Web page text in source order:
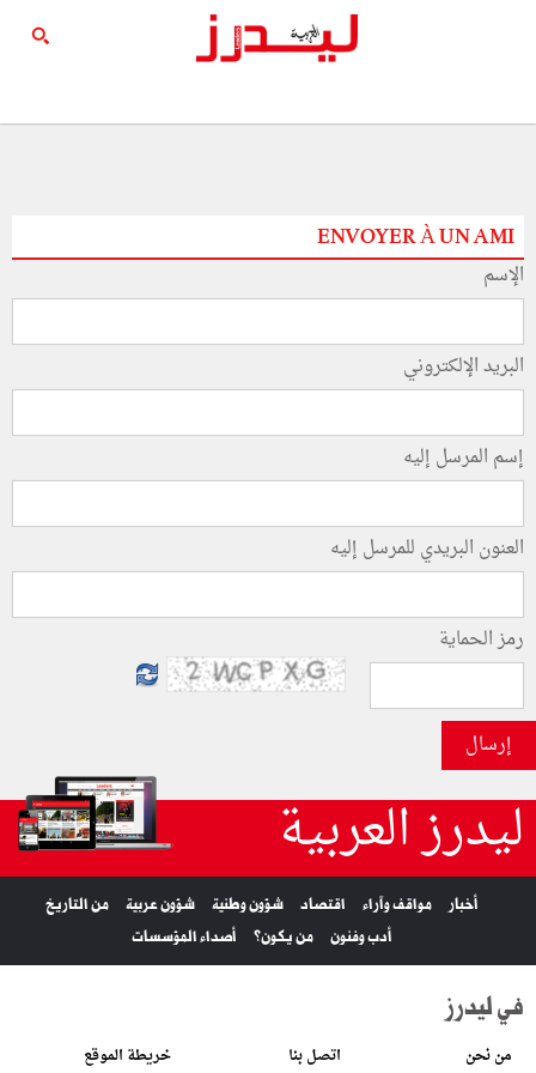
ENVOYER À UN AMI
الإسم
البريد الإلكتروني
إسم المرسل إليه
العنون البريدي للمرسل إليه
رمز الحماية
إرسال
ليدرز العربية
أخبار مواقف وآراء اقتصاد شؤون وطنية شؤون عربية
من التاريخ
أدب وفنون
من يكون؟ أصداء المؤسسات
في ليدرز
من نحن اتصل بنا خريطة الموقع